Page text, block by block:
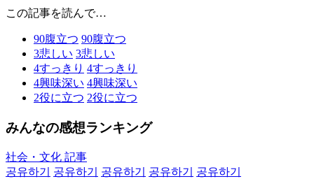
この記事を読んで…
90腹立つ 90腹立つ
3悲しい 3悲しい
4すっきり 4すっきり
4興味深い 4興味深い
2役に立つ 2役に立つ
みんなの感想ランキング
社会・文化 記事
공유하기
공유하기 공유하기 공유하기
공유하기